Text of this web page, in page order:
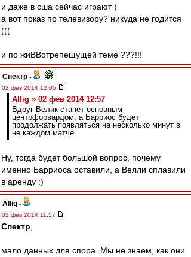
и даже в сша сейчас играют )
а вот показ по телевизору? никуда не годится
(((
и по жиВВотрепещущей теме ???!!!
Спектр -
02 фев 2014 12:05
Allig » 02 фев 2014 12:57
Вдруг Велик станет основным
центрфорвардом, а Барриос будет
продолжать появляться на несколько минут в
не каждом матче.
Ну, тогда будет большой вопрос, почему
именно Барриоса оставили, а Велли сплавили
в аренду :)
Allig -
02 фев 2014 11:57
Спектр
мало данных для спора. Мы не знаем, как они